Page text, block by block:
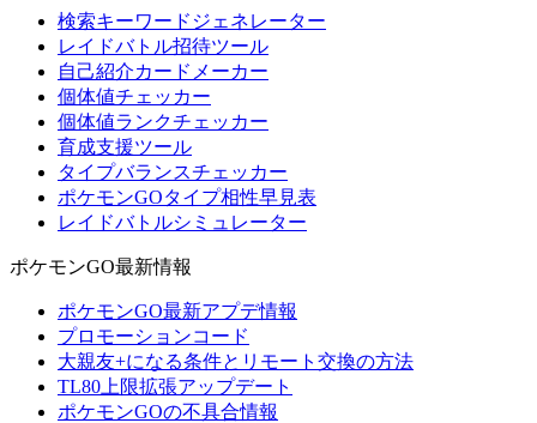
検索キーワードジェネレーター
レイドバトル招待ツール
自己紹介カードメーカー
個体値チェッカー
個体値ランクチェッカー
育成支援ツール
タイプバランスチェッカー
ポケモンGOタイプ相性早見表
レイドバトルシミュレーター
ポケモンGO最新情報
ポケモンGO最新アプデ情報
プロモーションコード
大親友+になる条件とリモート交換の方法
TL80上限拡張アップデート
ポケモンGOの不具合情報